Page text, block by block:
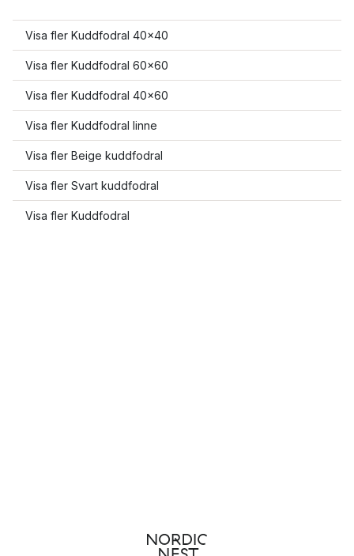
Visa fler Kuddfodral 40x40
Visa fler Kuddfodral 60x60
Visa fler Kuddfodral 40x60
Visa fler Kuddfodral linne
Visa fler Beige kuddfodral
Visa fler Svart kuddfodral
Visa fler Kuddfodral